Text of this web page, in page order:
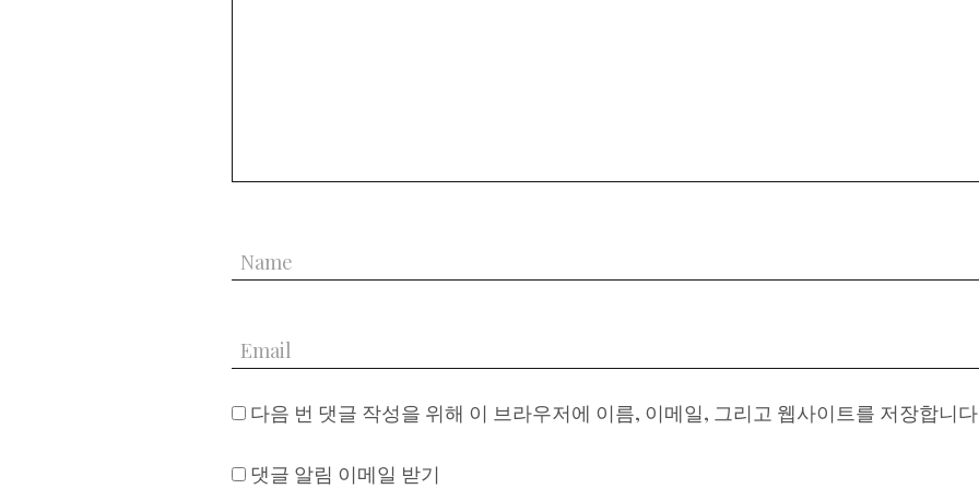
다음 번 댓글 작성을 위해 이 브라우저에 이름, 이메일, 그리고 웹사이트를 저장합니
댓글 알림 이메일 받기